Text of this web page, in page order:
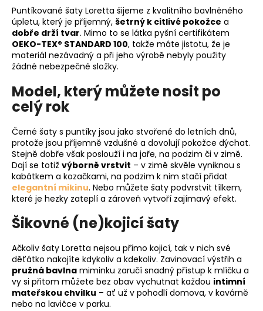
Puntíkované šaty Loretta šijeme z kvalitního bavlněného
úpletu, který je příjemný, šetrný k citlivé pokožce a
dobře drží tvar. Mimo to se látka pyšní certifikátem
OEKO-TEX® STANDARD 100, takže máte jistotu, že je
materiál nezávadný a při jeho výrobě nebyly použity
žádné nebezpečné složky.
Model, který můžete nosit po
celý rok
Černé šaty s puntíky jsou jako stvořené do letních dnů,
protože jsou příjemně vzdušné a dovolují pokožce dýchat.
Stejně dobře však poslouží i na jaře, na podzim či v zimě.
Dají se totiž výborně vrstvit – v zimě skvěle vyniknou s
kabátkem a kozačkami, na podzim k nim stačí přidat
elegantní mikinu. Nebo můžete šaty podvrstvit tílkem,
které je hezky zateplí a zároveň vytvoří zajímavý efekt.
Šikovné (ne)kojicí šaty
Ačkoliv šaty Loretta nejsou přímo kojicí, tak v nich své
děťátko nakojíte kdykoliv a kdekoliv. Zavinovací výstřih a
pružná bavlna miminku zaručí snadný přístup k mlíčku a
vy si přitom můžete bez obav vychutnat každou intimní
mateřskou chvilku – ať už v pohodlí domova, v kavárně
nebo na lavičce v parku.